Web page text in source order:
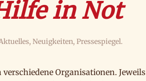
in Not
, Neuigkeiten, Pressespiegel.
Organisationen. Jeweils